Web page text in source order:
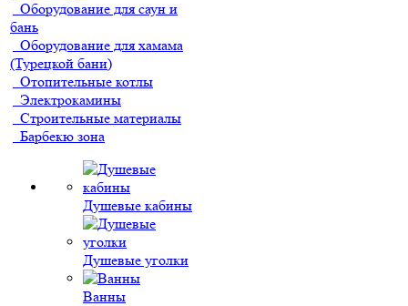
Оборудование для саун и
бань
Оборудование для хамама
(Турецкой бани)
Отопительные котлы
Электрокамины
Строительные материалы
Барбекю зона
Душевые кабины
Душевые уголки
Ванны